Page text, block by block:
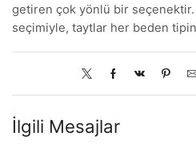
getiren çok yönlü bir
seçimiyle, taytlar her beden
İlgili Mesajlar